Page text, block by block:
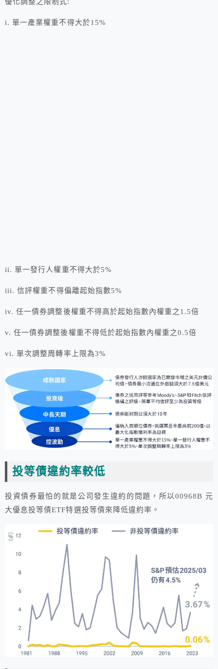
i. 單一產業權重不得大於15%
ii. 單一發行人權重不得大於5%
iii. 信評權重不得偏離起始指數5%
iv. 任一債券調整後權重不得高於起始指數內權重之1.5倍
v. 任一債券調整後權重不得低於起始指數內權重之0.5倍
vi. 單次調整周轉率上限為3%
投等債違約率較低
投資債券最怕的就是公司發生違約的問題，所以00968B 元
大優息投等債ETF特選投等債來降低違約率。